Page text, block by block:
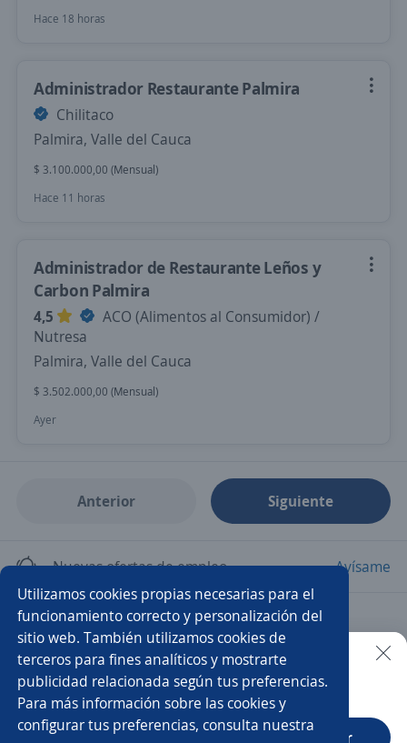
Utilizamos cookies propias necesarias para el
funcionamiento correcto y personalización del
sitio web. También utilizamos cookies de
terceros para fines analíticos y mostrarte
publicidad relacionada según tus preferencias.
Para más información sobre las cookies y
configurar tus preferencias, consulta nuestra
Hace 18 horas
Administrador Restaurante Palmira
Chilitaco
Palmira, Valle del Cauca
$ 3.100.000,00 (Mensual)
Hace 11 horas
Administrador de Restaurante Leños y
Carbon Palmira
4,5
ACO (Alimentos al Consumidor) /
Nutresa
Palmira, Valle del Cauca
$ 3.502.000,00 (Mensual)
Ayer
Anterior Siguiente
Nuevas ofertas de empleo Avísame
Empleos similares
Chef ejecutivo Administrador/a punto de venta
Chef Administrador/a de restaurante
Buscar es más fácil en la app
CT App Abrir